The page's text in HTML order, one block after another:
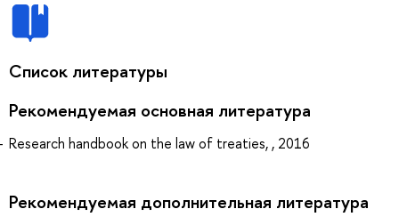
Список литературы
Рекомендуемая основная литература
Research handbook on the law of treaties, , 2016
Рекомендуемая дополнительная литература